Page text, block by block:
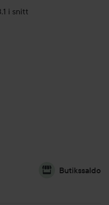
i snitt
Butikssaldo